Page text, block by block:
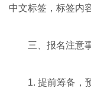
中文标签，标签内
三、报名注意
1. 提前筹备，